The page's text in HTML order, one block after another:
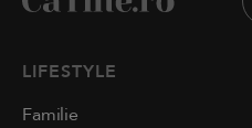
LIFESTYLE
Familie